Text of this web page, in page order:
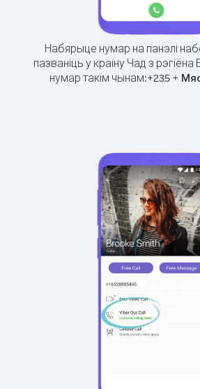
Набярыце нумар на панэлі
пазваніць у краіну Чад з рэгіёна
нумар такім чынам:+235 +